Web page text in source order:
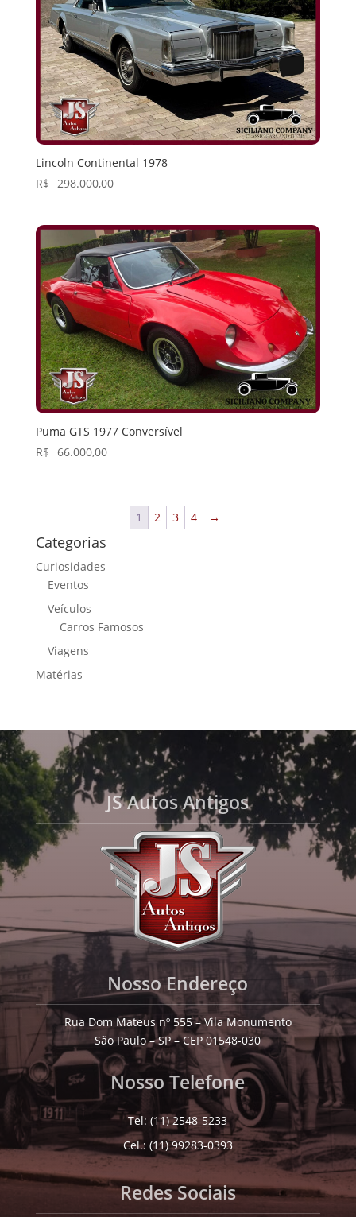
Lincoln Continental 1978
R$ 298.000,00
Puma GTS 1977 Conversível
R$ 66.000,00
1 2 3 4 →
Categorias
Curiosidades
Eventos
Veículos
Carros Famosos
Viagens
Matérias
JS Autos Antigos
Nosso Endereço
Rua Dom Mateus nº 555 – Vila Monumento
São Paulo – SP – CEP 01548-030
Nosso Telefone
Tel: (11) 2548-5233
Cel.: (11) 99283-0393
Redes Sociais